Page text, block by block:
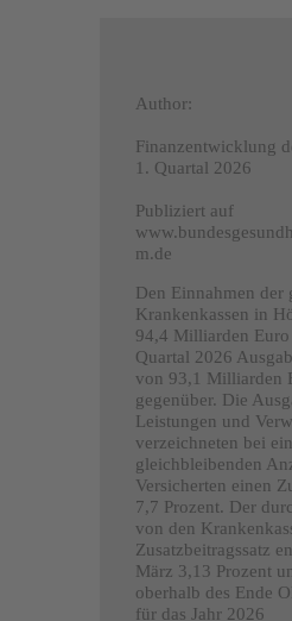
Author:
Finanzentwicklung
1. Quartal 2026
Publiziert auf
m.de
Den Einnahmen der
Krankenkassen in
94,4 Milliarden Euro
Quartal 2026
von 93,1 Milliarden
gegenüber. Die
Leistungen und
verzeichneten bei
gleichbleibenden
Versicherten einen
7,7 Prozent. Der
von den
Zusatzbeitragssatz
März 3,13 Prozent
oberhalb des Ende
für das Jahr 2026